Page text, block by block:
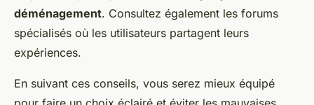
déménagement. Consultez également les forums
spécialisés où les utilisateurs partagent leurs
expériences.
En suivant ces conseils, vous serez mieux équipé